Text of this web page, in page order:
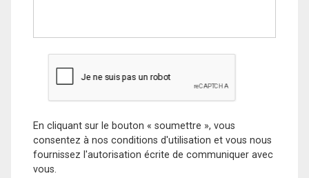
En cliquant sur le bouton « soumettre », vous
consentez à nos conditions d'utilisation et vous nous
fournissez l'autorisation écrite de communiquer avec
vous.